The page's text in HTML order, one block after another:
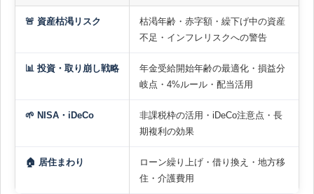
🚨 資産枯渇リスク
枯渇年齢・赤字額・繰下げ中の資産
不足・インフレリスクへの警告
📊 投資・取り崩し戦略
年金受給開始年齢の最適化・損益分
岐点・4%ルール・配当活用
🌱 NISA・iDeCo
非課税枠の活用・iDeCo注意点・長
期複利の効果
🏠 居住まわり
ローン繰り上げ・借り換え・地方移
住・介護費用